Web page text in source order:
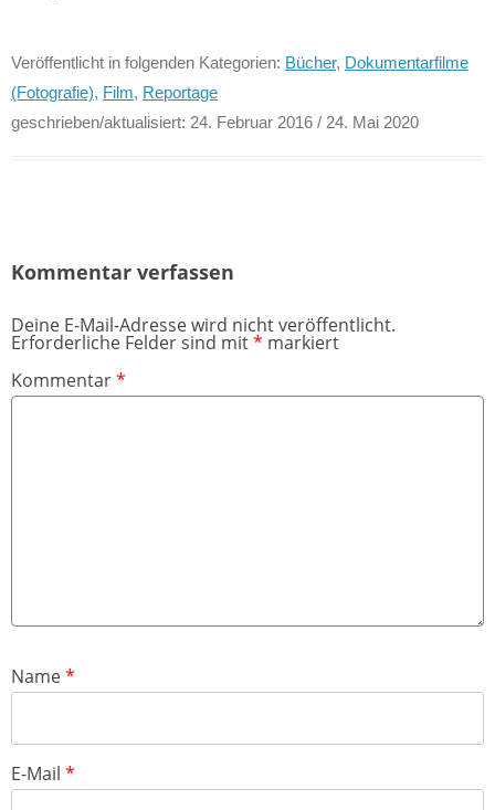
Veröffentlicht in folgenden Kategorien: Bücher, Dokumentarfilme
(Fotografie), Film, Reportage
geschrieben/aktualisiert: 24. Februar 2016 / 24. Mai 2020
Kommentar verfassen
Deine E-Mail-Adresse wird nicht veröffentlicht.
Erforderliche Felder sind mit* markiert
Kommentar*
Name*
E-Mail *